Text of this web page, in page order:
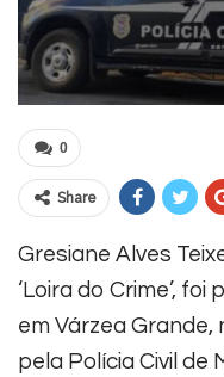
0
Share
Gresiane Alves
‘Loira do Crime’,
em Várzea Grande,
pela Polícia Civil de